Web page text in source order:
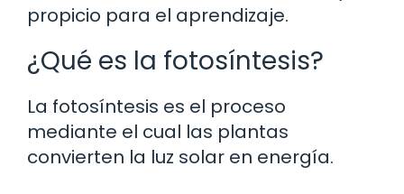
propicio para el aprendizaje.
¿Qué es la fotosíntesis?
La fotosíntesis es el proceso
mediante el cual las plantas
convierten la luz solar en energía.